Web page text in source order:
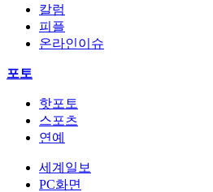
칼럼
피플
온라인이슈
포토
핫포토
스포츠
연예
세계일보
PC화면